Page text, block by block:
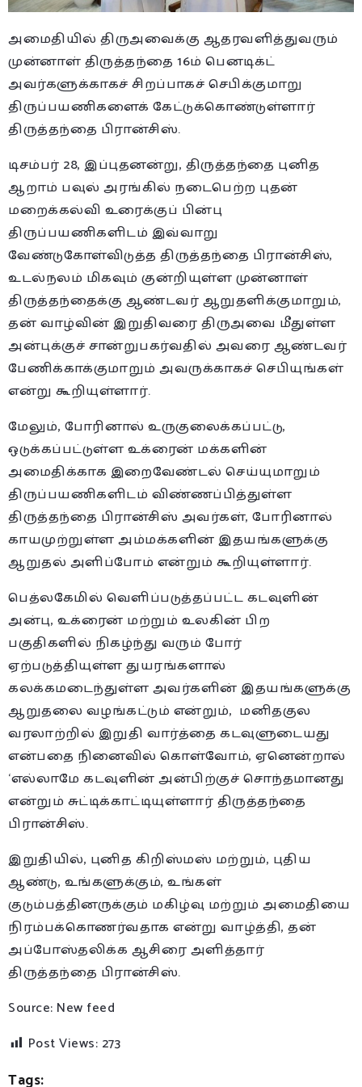
அமைதியில் திருஅவைக்கு ஆதரவளித்துவரும்
முன்னாள் திருத்தந்தை 16ம் பெனடிக்ட்
அவர்களுக்காகச் சிறப்பாகச் செபிக்குமாறு
திருப்பயணிகளைக் கேட்டுக்கொண்டுள்ளார்
திருத்தந்தை பிரான்சிஸ்.
டிசம்பர் 28, இப்புதனன்று, திருத்தந்தை புனித
ஆறாம் பவுல் அரங்கில் நடைபெற்ற புதன்
மறைக்கல்வி உரைக்குப் பின்பு
திருப்பயணிகளிடம் இவ்வாறு
வேண்டுகோள்விடுத்த திருத்தந்தை பிரான்சிஸ்,
உடல்நலம் மிகவும் குன்றியுள்ள முன்னாள்
திருத்தந்தைக்கு ஆண்டவர் ஆறுதளிக்குமாறும்,
தன் வாழ்வின் இறுதிவரை திருஅவை மீதுள்ள
அன்புக்குச் சான்றுபகர்வதில் அவரை ஆண்டவர்
பேணிக்காக்குமாறும் அவருக்காகச் செபியுங்கள்
என்று கூறியுள்ளார்.
மேலும், போரினால் உருகுலைக்கப்பட்டு,
ஒடுக்கப்பட்டுள்ள உக்ரைன் மக்களின்
அமைதிக்காக இறைவேண்டல் செய்யுமாறும்
திருப்பயணிகளிடம் விண்ணப்பித்துள்ள
திருத்தந்தை பிரான்சிஸ் அவர்கள், போரினால்
காயமுற்றுள்ள அம்மக்களின் இதயங்களுக்கு
ஆறுதல் அளிப்போம் என்றும் கூறியுள்ளார்.
பெத்லகேமில் வெளிப்படுத்தப்பட்ட கடவுளின்
அன்பு, உக்ரைன் மற்றும் உலகின் பிற
பகுதிகளில் நிகழ்ந்து வரும் போர்
ஏற்படுத்தியுள்ள துயரங்களால்
கலக்கமடைந்துள்ள அவர்களின் இதயங்களுக்கு
ஆறுதலை வழங்கட்டும் என்றும், மனிதகுல
வரலாற்றில் இறுதி வார்த்தை கடவுளுடையது
என்பதை நினைவில் கொள்வோம், ஏனென்றால்
‘எல்லாமே கடவுளின் அன்பிற்குச் சொந்தமானது
என்றும் சுட்டிக்காட்டியுள்ளார் திருத்தந்தை
பிரான்சிஸ்.
இறுதியில், புனித கிறிஸ்மஸ் மற்றும், புதிய
ஆண்டு, உங்களுக்கும், உங்கள்
குடும்பத்தினருக்கும் மகிழ்வு மற்றும் அமைதியை
நிரம்பக்கொணர்வதாக என்று வாழ்த்தி, தன்
அப்போஸ்தலிக்க ஆசிரை அளித்தார்
திருத்தந்தை பிரான்சிஸ்.
Source: New feed
Post Views: 273
Tags: